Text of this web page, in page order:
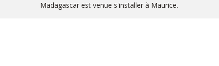
Madagascar est venue s'installer à Maurice.